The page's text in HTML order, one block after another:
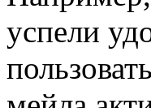
успели